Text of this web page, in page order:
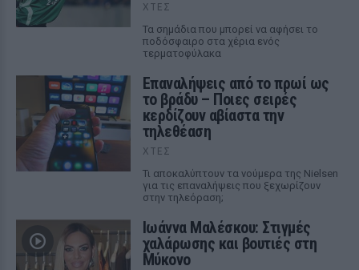
ΧΤΕΣ
Τα σημάδια που μπορεί να αφήσει το
ποδόσφαιρο στα χέρια ενός
τερματοφύλακα
Επαναλήψεις από το πρωί ως
το βράδυ – Ποιες σειρές
κερδίζουν αβίαστα την
τηλεθέαση
ΧΤΕΣ
Τι αποκαλύπτουν τα νούμερα της Nielsen
για τις επαναλήψεις που ξεχωρίζουν
στην τηλεόραση;
Ιωάννα Μαλέσκου: Στιγμές
χαλάρωσης και βουτιές στη
Μύκονο